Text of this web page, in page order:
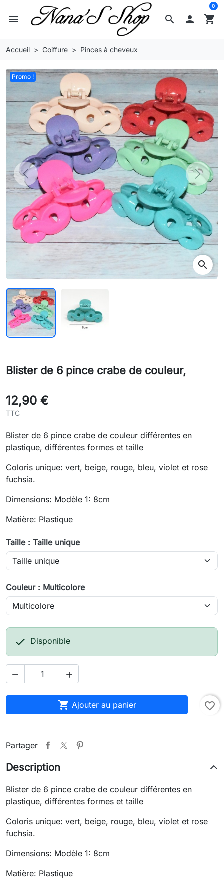
search
menu  shopping_cart
0
Accueil Coiffure Pinces à cheveux
Promo !
Previous Next
search
Blister de 6 pince crabe de couleur,
12,90 €
TTC
Blister de 6 pince crabe de couleur différentes en
plastique, différentes formes et taille
Coloris unique: vert, beige, rouge, bleu, violet et rose
fuchsia.
Dimensions: Modèle 1: 8cm
Matière: Plastique
Taille : Taille unique
Couleur : Multicolore
 Disponible
 
 Ajouter au panier favorite_border
Partager
Description
Blister de 6 pince crabe de couleur différentes en
plastique, différentes formes et taille
Coloris unique: vert, beige, rouge, bleu, violet et rose
fuchsia.
Dimensions: Modèle 1: 8cm
Matière: Plastique